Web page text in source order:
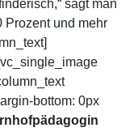
sagt man
Prozent und mehr
bottom: 0px